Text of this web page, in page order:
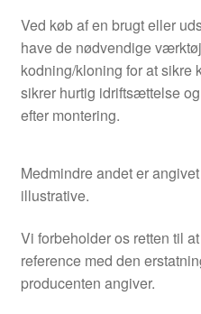
Ved køb af en brugt eller
have de nødvendige
kodning/kloning for at sikre
sikrer hurtig idriftsættelse
efter montering.
Medmindre andet er
illustrative.
Vi forbeholder os retten til
reference med den
producenten angiver.